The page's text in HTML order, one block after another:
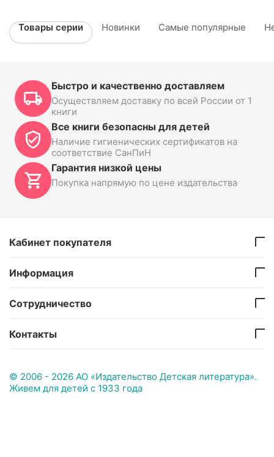
Товары серии Новинки Самые популярные
Быстро и качественно доставляем
Осуществляем доставку по всей России от 1
книги
Все книги безопасны для детей
Наличие гигиенических сертификатов на
соответствие СанПиН
Гарантия низкой цены
Покупка напрямую по цене издательства
Кабинет покупателя
Информация
Сотрудничество
Контакты
© 2006 - 2026 АО «Издательство Детская литература».
Живем для детей с 1933 года